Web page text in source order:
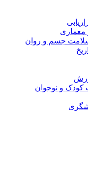
معماری
جسم و روان
و نوجوان